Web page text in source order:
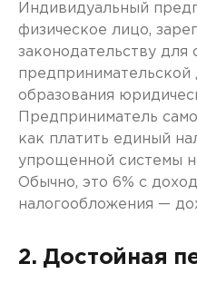
Индивидуальный
физическое лицо,
законодательству для
предпринимательской
образования
Предприниматель
как платить единый
упрощенной системы
Обычно, это 6% с
налогообложения —
2. Достойная